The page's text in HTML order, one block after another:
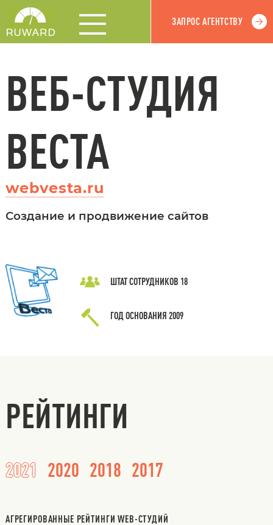
ЗАПРОС АГЕНТСТВУ
ВЕБ-СТУДИЯ
ВЕСТА
webvesta.ru
Создание и продвижение сайтов
ШТАТ СОТРУДНИКОВ 18
ГОД ОСНОВАНИЯ 2009
РЕЙТИНГИ
2021 2020 2018 2017
АГРЕГИРОВАННЫЕ РЕЙТИНГИ WEB-СТУДИЙ